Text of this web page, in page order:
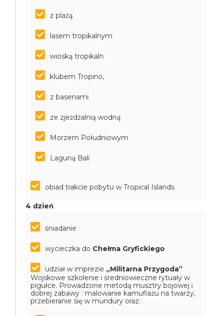
z plażą
lasem tropikalnym
wioską tropikaln
klubem Tropino,
z basenami
ze zjeżdżalnią wodną
Morzem Południowym
Laguną Bali
obiad trakcie pobytu w Tropical Islands
4 dzień
śniadanie
wycieczka do Chełma Gryfickiego
udział w imprezie „Militarna Przygoda”
Wojskowe szkolenie i średniowieczne rytuały w
pigułce. Prowadzone metodą musztry bojowej i
dobrej zabawy : malowanie kamuflażu na twarzy,
przebieranie się w mundury oraz: